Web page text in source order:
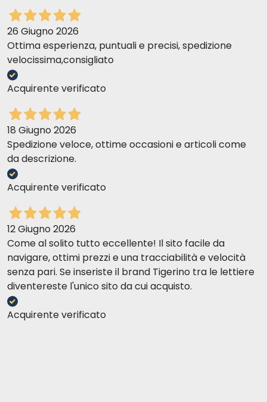
26 Giugno 2026
Ottima esperienza, puntuali e precisi, spedizione
velocissima,consigliato
Acquirente verificato
18 Giugno 2026
Spedizione veloce, ottime occasioni e articoli come
da descrizione.
Acquirente verificato
12 Giugno 2026
Come al solito tutto eccellente! Il sito facile da
navigare, ottimi prezzi e una tracciabilità e velocità
senza pari. Se inseriste il brand Tigerino tra le lettiere
diventereste l'unico sito da cui acquisto.
Acquirente verificato